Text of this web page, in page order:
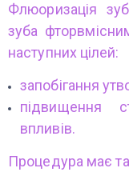
Флюоризація
зуба
наступних цілей:
запобігання
підвищення
впливів.
Процедура має